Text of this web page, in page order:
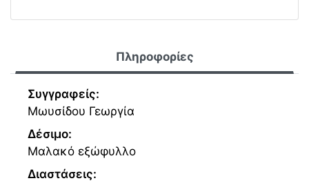
Πληροφορίες
Συγγραφείς:
Μωυσίδου Γεωργία
Δέσιμο:
Μαλακό εξώφυλλο
Διαστάσεις: